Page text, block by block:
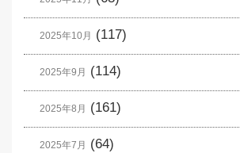
2025年10月 (117)
2025年9月 (114)
2025年8月 (161)
2025年7月 (64)